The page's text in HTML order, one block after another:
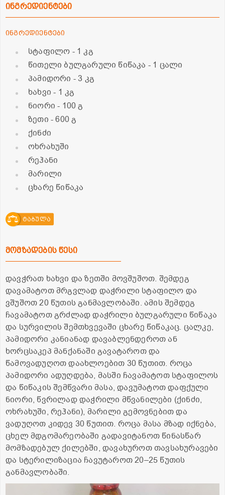
ინგრედიენტები
ინგრედიენტები
სტაფილო - 1 კგ
წითელი ბულგარული წიწაკა - 1 ცალი
პამიდორი - 3 კგ
ხახვი- 1 კგ
ნიორი- 100 გ
ზეთი - 600 გ
ქინძი
ოხრახუში
რეჰანი
მარილი
ცხარე წიწაკა
ტაბულა
მომზადების წესი
დავჭრათ ხახვი და ზეთში მოვშუშოთ. შემდეგ
დავამატოთ მრგვლად დაჭრილი სტაფილო და
ვშუშოთ 20 წუთის განმავლობაში. ამის შემდეგ
ჩავამატოთ გრძლად დაჭრილი ბულგარული წიწაკა
და სურვილის შემთხვევაში ცხარე წიწაკაც. ცალკე,
პამიდორი კანიანად დავაბლენდეროთ ან
ხორცსაკეპ მანქანაში გავატაროთ და
წამოვადუღოთ დაახლოებით 30 წუთით. როცა
პამიდორი ადუღდება, მასში ჩავამატოთ სტაფილოს
და წიწაკის შემწვარი მასა, დავუმატოთ დაფქული
ნიორი, წვრილად დაჭრილი მწვანილები (ქინძი,
ოხრახუში, რეჰანი), მარილი გემოვნებით და
ვადუღოთ კიდევ 30 წუთით. როცა მასა მზად იქნება,
ცხელ მდგომარეობაში გადავიტანოთ წინასწარ
მომზადებულ ქილებში, დავახუროთ თავსახურავები
და სტერილიზაცია ჩავუტაროთ 20–25 წუთის
განმავლობაში.